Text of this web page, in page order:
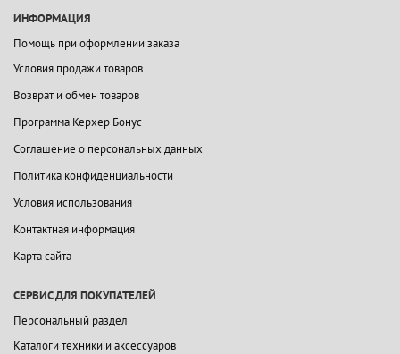
ИНФОРМАЦИЯ
Помощь при оформлении заказа
Условия продажи товаров
Возврат и обмен товаров
Программа Керхер Бонус
Соглашение о персональных данных
Политика конфиденциальности
Условия использования
Контактная информация
Карта сайта
СЕРВИС ДЛЯ ПОКУПАТЕЛЕЙ
Персональный раздел
Каталоги техники и аксессуаров